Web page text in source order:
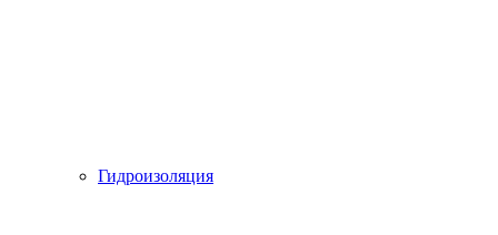
Гидроизоляция